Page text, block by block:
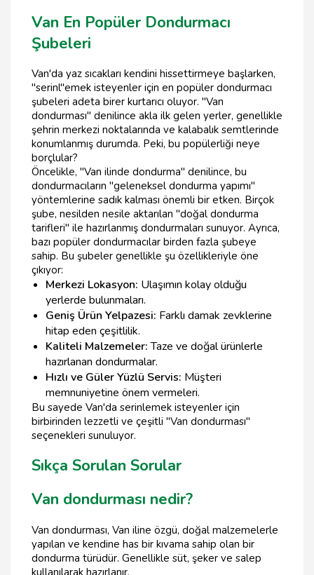
Van En Popüler Dondurmacı
Şubeleri
Van'da yaz sıcakları kendini hissettirmeye başlarken,
"serinl"emek isteyenler için en popüler dondurmacı
şubeleri adeta birer kurtarıcı oluyor. "Van
dondurması" denilince akla ilk gelen yerler, genellikle
şehrin merkezi noktalarında ve kalabalık semtlerinde
konumlanmış durumda. Peki, bu popülerliği neye
borçlular?
Öncelikle, "Van ilinde dondurma" denilince, bu
dondurmacıların "geleneksel dondurma yapımı"
yöntemlerine sadık kalması önemli bir etken. Birçok
şube, nesilden nesile aktarılan "doğal dondurma
tarifleri" ile hazırlanmış dondurmaları sunuyor. Ayrıca,
bazı popüler dondurmacılar birden fazla şubeye
sahip. Bu şubeler genellikle şu özellikleriyle öne
çıkıyor:
Merkezi Lokasyon: Ulaşımın kolay olduğu
yerlerde bulunmaları.
Geniş Ürün Yelpazesi: Farklı damak zevklerine
hitap eden çeşitlilik.
Kaliteli Malzemeler:Taze ve doğal ürünlerle
hazırlanan dondurmalar.
Hızlı ve Güler Yüzlü Servis: Müşteri
memnuniyetine önem vermeleri.
Bu sayede Van'da serinlemek isteyenler için
birbirinden lezzetli ve çeşitli "Van dondurması"
seçenekleri sunuluyor.
Sıkça Sorulan Sorular
Van dondurması nedir?
Van dondurması, Van iline özgü, doğal malzemelerle
yapılan ve kendine has bir kıvama sahip olan bir
dondurma türüdür. Genellikle süt, şeker ve salep
kullanılarak hazırlanır.